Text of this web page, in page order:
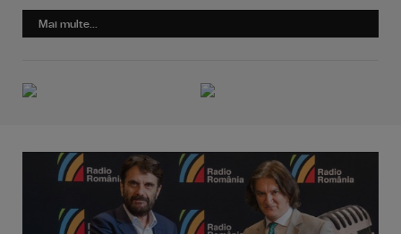
Mai multe...